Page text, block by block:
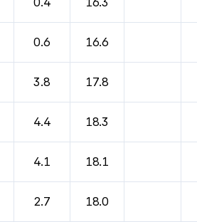
0.6 16.6
3.8 17.8
4.4 18.3
4.1 18.1
2.7 18.0